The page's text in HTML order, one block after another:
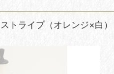
トライプ（オレンジ×白）